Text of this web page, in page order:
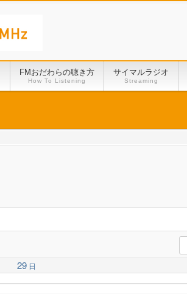
FMおだわらの聴き方
How To Listening
サイマルラジオ
Streaming
29 日